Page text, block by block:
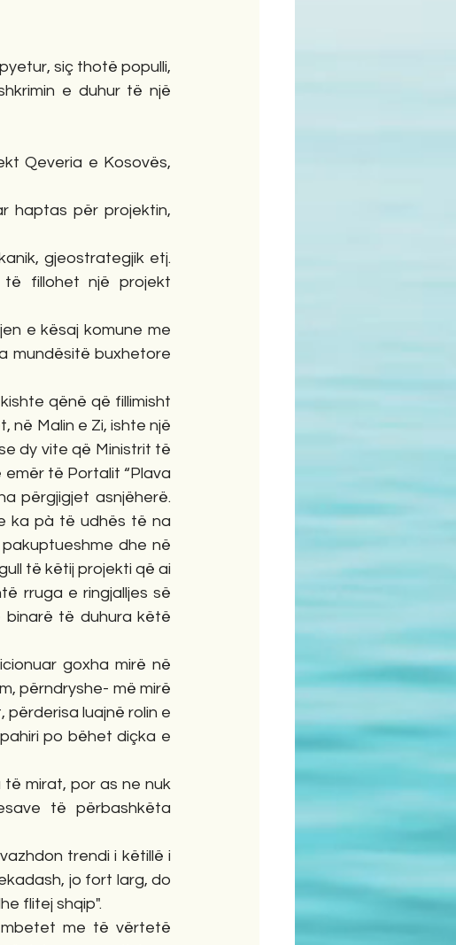
siç thotë populli,
e duhur të një
Qeveria e Kosovës,
haptas për projektin,
gjeostrategjik etj.
fillohet një projekt
e kësaj komune me
mundësitë buxhetore
qënë që fillimisht
në Malin e Zi, ishte një
dy vite që Ministrit të
emër të Portalit “Plava
përgjigjet asnjëherë.
ka pà të udhës të na
dhe në
të këtij projekti që ai
rruga e ringjalljes së
binarë të duhura këtë
goxha mirë në
përndryshe- më mirë
përderisa luajnë rolin e
po bëhet diçka e
mirat, por as ne nuk
të përbashkëta
trendi i këtillë i
jo fort larg, do
flitej shqip".
mbetet me të vërtetë